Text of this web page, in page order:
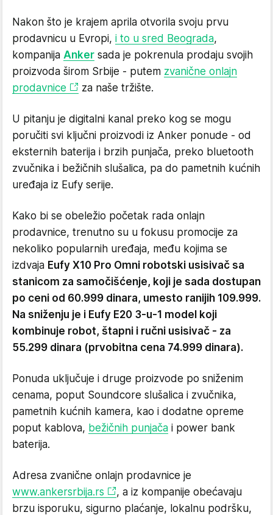
Nakon što je krajem aprila otvorila svoju prvu
prodavnicu u Evropi, i to u sred Beograda,
kompanija Anker sada je pokrenula prodaju svojih
proizvoda širom Srbije - putem zvanične onlajn
prodavnice
za naše tržište.
U pitanju je digitalni kanal preko kog se mogu
poručiti svi ključni proizvodi iz Anker ponude - od
eksternih baterija i brzih punjača, preko bluetooth
zvučnika i bežičnih slušalica, pa do pametnih kućnih
uređaja iz Eufy serije.
Kako bi se obeležio početak rada onlajn
prodavnice, trenutno su u fokusu promocije za
nekoliko popularnih uređaja, među kojima se
izdvaja Eufy X10 Pro Omni robotski usisivač sa
stanicom za samočišćenje, koji je sada dostupan
po ceni od 60.999 dinara, umesto ranijih 109.999.
Na sniženju je i Eufy E20 3-u-1 model koji
kombinuje robot, štapni i ručni usisivač - za
55.299 dinara (prvobitna cena 74.999 dinara).
Ponuda uključuje i druge proizvode po sniženim
cenama, poput Soundcore slušalica i zvučnika,
pametnih kućnih kamera, kao i dodatne opreme
poput kablova, bežičnih punjača i power bank
baterija.
Adresa zvanične onlajn prodavnice je
www.ankersrbija.rs
, a iz kompanije obećavaju
brzu isporuku, sigurno plaćanje, lokalnu podršku,